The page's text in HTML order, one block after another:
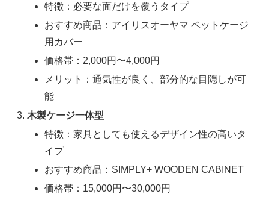
特徴：必要な面だけを覆うタイプ
おすすめ商品：アイリスオーヤマ ペットケージ
用カバー
価格帯：2,000円〜4,000円
メリット：通気性が良く、部分的な目隠しが可
能
木製ケージ一体型
特徴：家具としても使えるデザイン性の高いタ
イプ
おすすめ商品：SIMPLY+ WOODEN CABINET
価格帯：15,000円〜30,000円